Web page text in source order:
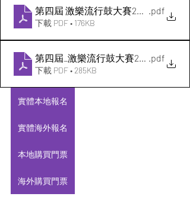
第四屆 激樂流行鼓大賽2026_實體賽_
.pdf
下載 PDF • 176KB
第四屆_激樂流行鼓大賽2026_線上
.pdf
下載 PDF • 285KB
實體本地報名
實體海外報名
本地購買門票
海外購買門票